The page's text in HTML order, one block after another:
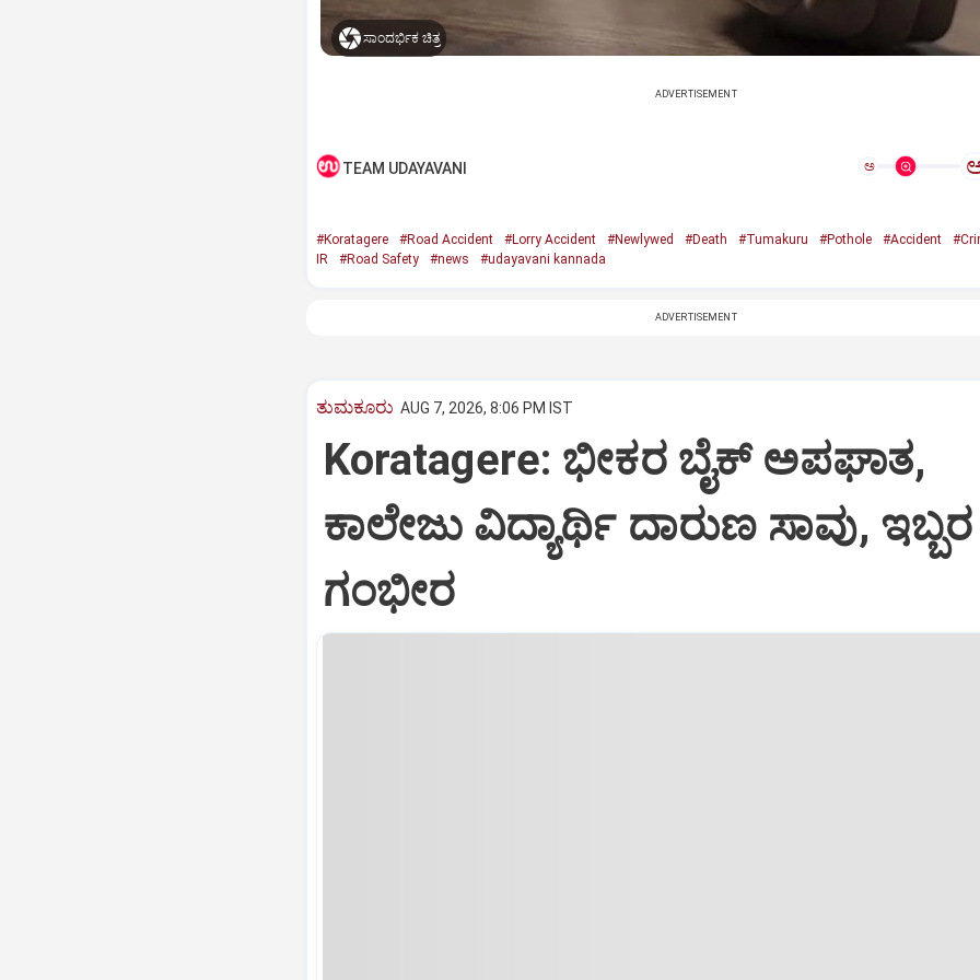
ಸಾಂದರ್ಭಿಕ ಚಿತ್ರ
ADVERTISEMENT
TEAM UDAYAVANI ಅ
#Koratagere #Road Accident #Lorry Accident #Newlywed #Death #Tumakuru #Pothole #Accident
IR
#Road Safety #news #udayavani kannada
ADVERTISEMENT
ತುಮಕೂರು AUG 7, 2026, 8:06 PM IST
Koratagere: ಭೀಕರ ಬೈಕ್ ಅಪಘಾತ,
ಕಾಲೇಜು ವಿದ್ಯಾರ್ಥಿ ದಾರುಣ ಸಾವು, ಇಬ್ಬರ
ಗಂಭೀರ